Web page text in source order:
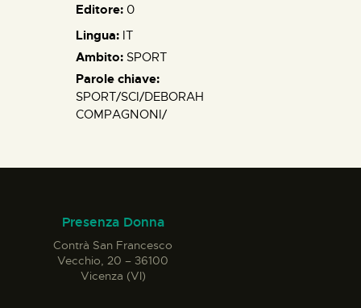
Editore: 0
Lingua: IT
Ambito: SPORT
Parole chiave:
SPORT/SCI/DEBORAH
COMPAGNONI/
Presenza Donna
Contrà San Francesco
Vecchio, 20 – 36100
Vicenza (VI)